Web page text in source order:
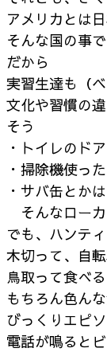
アメリカとは
そんな国の事
だから
実習生達も（
文化や習慣の
そう
・トイレのド
・掃除機使っ
・サバ缶とか
そんなロー
でも、ハンテ
木切って、自
鳥取って食べ
もちろん色ん
びっくりエピ
電話が鳴ると